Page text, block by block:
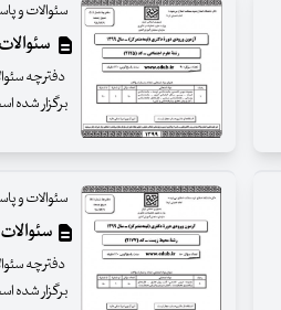
سئوالات و
سئوالات و
برگزار شده است دارای 90
سئوالات و
سئوالات و
برگزار شده است دارای 80